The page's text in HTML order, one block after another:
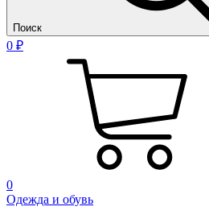
Поиск
0 ₽
0
Одежда и обувь